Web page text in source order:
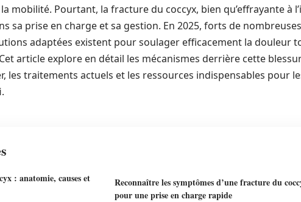
mobilité. Pourtant, la fracture du coccyx, bien qu’effrayante à
sa prise en charge et sa gestion. En 2025, forts de nombreuses
adaptées existent pour soulager efficacement la douleur
article explore en détail les mécanismes derrière cette
les traitements actuels et les ressources indispensables pour
: anatomie, causes et
Reconnaître les symptômes d’une fracture du
pour une prise en charge rapide